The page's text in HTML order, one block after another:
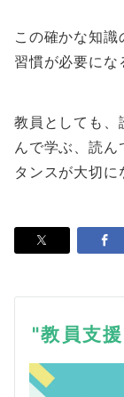
この確かな知
習慣が必要にな
教員としても、
んで学ぶ、読ん
タンスが大切に
"教員支